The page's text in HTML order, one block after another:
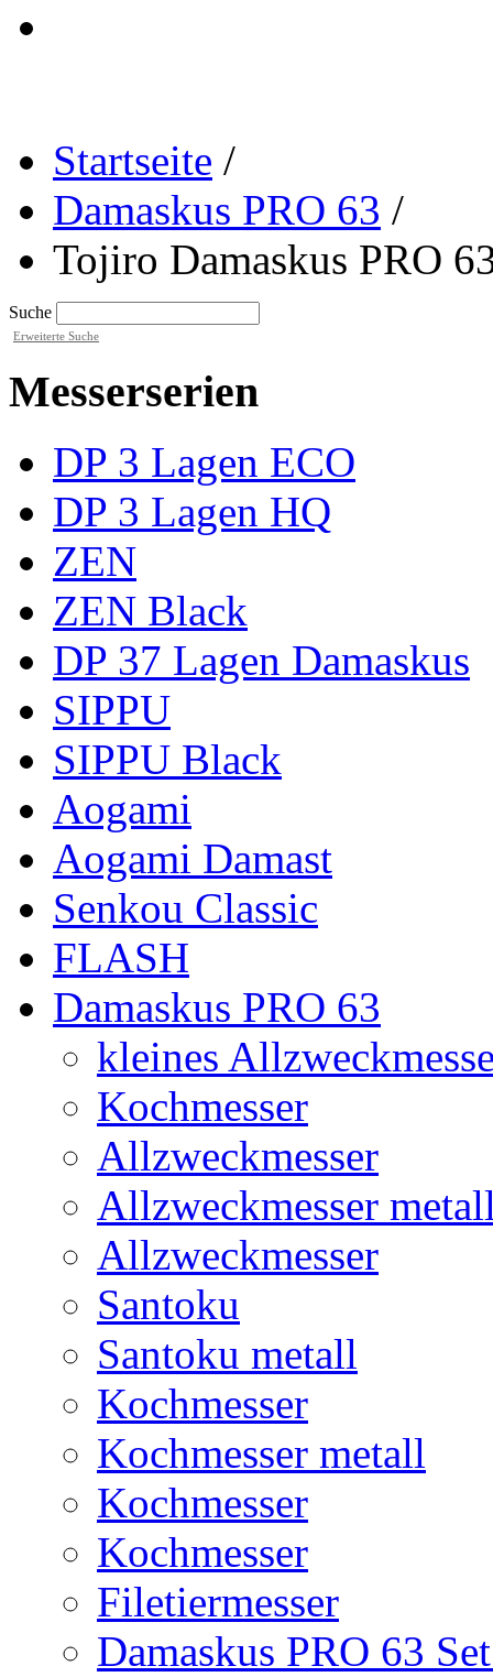
Startseite /
Damaskus PRO 63 /
Tojiro Damaskus PRO
Suche
Erweiterte Suche
Messerserien
DP 3 Lagen ECO
DP 3 Lagen HQ
ZEN
ZEN Black
DP 37 Lagen Damaskus
SIPPU
SIPPU Black
Aogami
Aogami Damast
Senkou Classic
FLASH
Damaskus PRO 63
kleines
Kochmesser
Allzweckmesser
Allzweckmesser
Allzweckmesser
Santoku
Santoku metall
Kochmesser
Kochmesser metall
Kochmesser
Kochmesser
Filetiermesser
Damaskus PRO 63